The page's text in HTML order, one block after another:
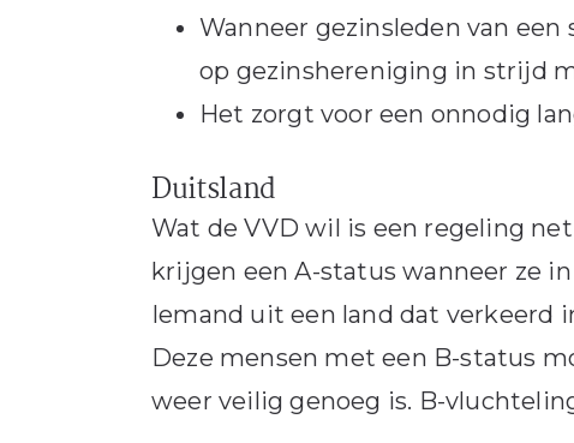
Wanneer gezinsleden van
op gezinshereniging in strijd
Het zorgt voor een onnodig
Duitsland
Wat de VVD wil is een regeling
krijgen een A-status wanneer ze
Iemand uit een land dat verkeerd
Deze mensen met een B-status
weer veilig genoeg is. B-